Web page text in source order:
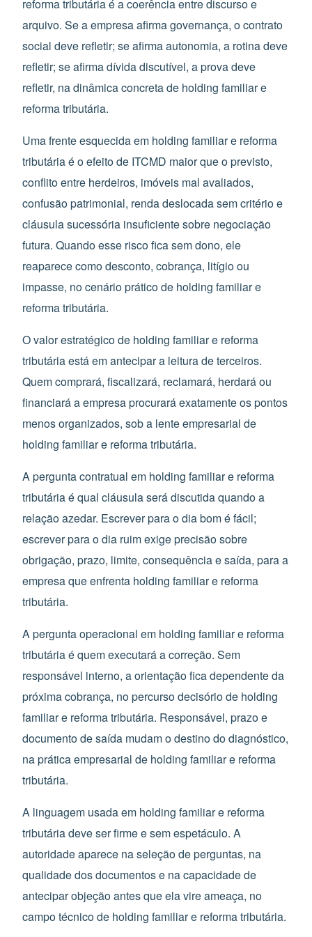
reforma tributária é a coerência entre discurso e
arquivo. Se a empresa afirma governança, o contrato
social deve refletir; se afirma autonomia, a rotina deve
refletir; se afirma dívida discutível, a prova deve
refletir, na dinâmica concreta de holding familiar e
reforma tributária.
Uma frente esquecida em holding familiar e reforma
tributária é o efeito de ITCMD maior que o previsto,
conflito entre herdeiros, imóveis mal avaliados,
confusão patrimonial, renda deslocada sem critério e
cláusula sucessória insuficiente sobre negociação
futura. Quando esse risco fica sem dono, ele
reaparece como desconto, cobrança, litígio ou
impasse, no cenário prático de holding familiar e
reforma tributária.
O valor estratégico de holding familiar e reforma
tributária está em antecipar a leitura de terceiros.
Quem comprará, fiscalizará, reclamará, herdará ou
financiará a empresa procurará exatamente os pontos
menos organizados, sob a lente empresarial de
holding familiar e reforma tributária.
A pergunta contratual em holding familiar e reforma
tributária é qual cláusula será discutida quando a
relação azedar. Escrever para o dia bom é fácil;
escrever para o dia ruim exige precisão sobre
obrigação, prazo, limite, consequência e saída, para a
empresa que enfrenta holding familiar e reforma
tributária.
A pergunta operacional em holding familiar e reforma
tributária é quem executará a correção. Sem
responsável interno, a orientação fica dependente da
próxima cobrança, no percurso decisório de holding
familiar e reforma tributária. Responsável, prazo e
documento de saída mudam o destino do diagnóstico,
na prática empresarial de holding familiar e reforma
tributária.
A linguagem usada em holding familiar e reforma
tributária deve ser firme e sem espetáculo. A
autoridade aparece na seleção de perguntas, na
qualidade dos documentos e na capacidade de
antecipar objeção antes que ela vire ameaça, no
campo técnico de holding familiar e reforma tributária.